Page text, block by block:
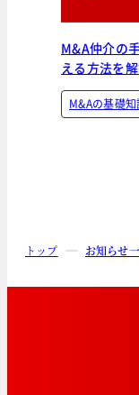
M&A仲介の
える方法を
M&Aの基礎知
トップ お知らせ